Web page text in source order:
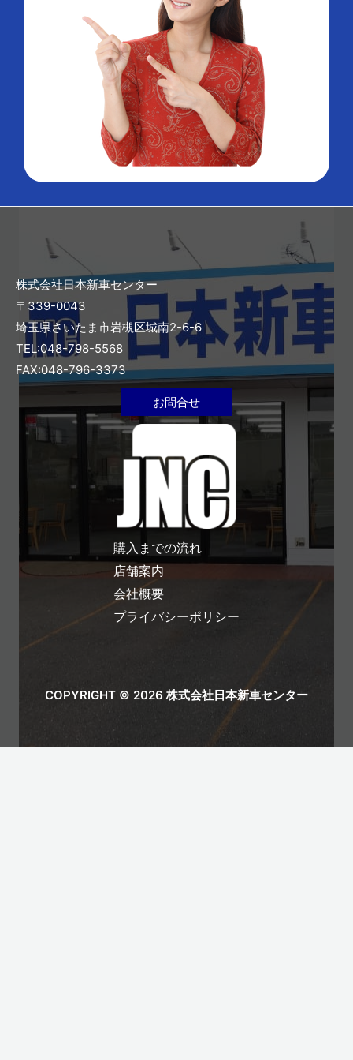
株式会社日本新車センター
〒339-0043
埼玉県さいたま市岩槻区城南2-6-6
TEL:048-798-5568
FAX:048-796-3373
お問合せ
購入までの流れ
店舗案内
会社概要
プライバシーポリシー
COPYRIGHT © 2026 株式会社日本新車センター